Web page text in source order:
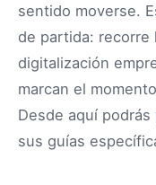
sentido moverse.
de partida: recorre
digitalización
marcan el
Desde aquí
sus guías